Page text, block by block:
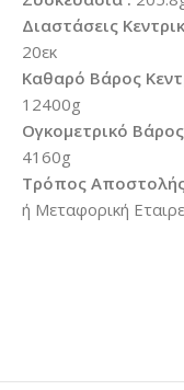
Διαστάσεις
20εκ
Καθαρό Βάρος
12400g
Ογκομετρικό
4160g
Τρόπος
ή Μεταφορική